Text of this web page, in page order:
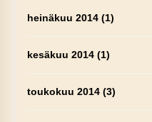
heinäkuu 2014(1)
kesäkuu 2014(1)
toukokuu 2014(3)